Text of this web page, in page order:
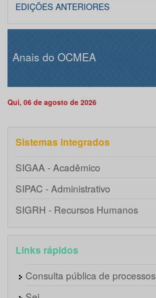
EDIÇÕES ANTERIORES
Anais do OCMEA
Qui, 06 de agosto de 2026
Sistemas integrados
SIGAA - Acadêmico
SIPAC - Administrativo
SIGRH - Recursos Humanos
Links rápidos
Consulta pública de processos